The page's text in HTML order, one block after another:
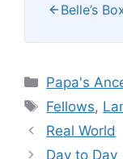
Belle’s
Categories
Papa's
Tags
Fellows,
Real World
Day to Day